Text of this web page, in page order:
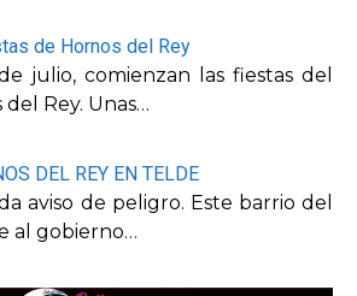
de Hornos del Rey
julio, comienzan las fiestas del
Rey. Unas…
DEL REY EN TELDE
aviso de peligro. Este barrio del
al gobierno…